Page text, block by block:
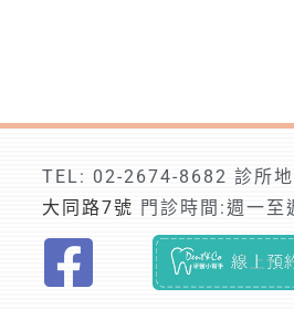
TEL: 02-2674-8682 診所
大同路7號 門診時間:週一
F